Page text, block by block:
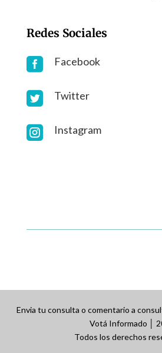
Redes Sociales
 Facebook
 Twitter
 Instagram
Envia tu consulta o comentario a
Votá Informado │
Todos los derechos